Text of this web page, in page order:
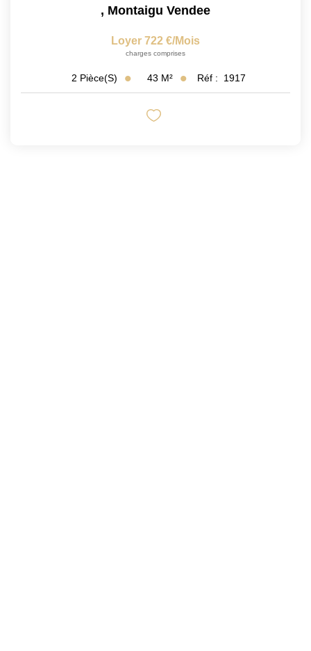
, Montaigu Vendee
Loyer 722 €/mois
charges comprises
2 Pièce(s) 43 M² Réf : 1917